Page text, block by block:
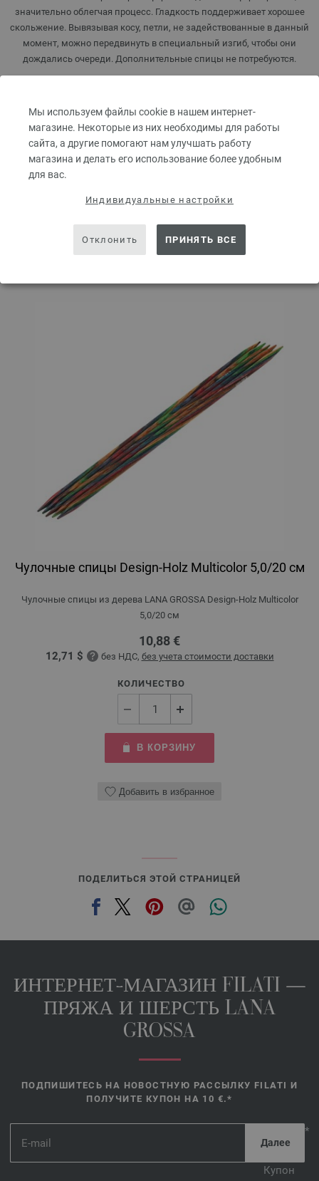
Мы используем файлы cookie в нашем интернет-
магазине. Некоторые из них необходимы для работы
сайта, а другие помогают нам улучшать работу
магазина и делать его использование более удобным
для вас.
Индивидуальные настройки
Отклонить ПРИНЯТЬ ВСЕ
значительно облегчая процесс. Гладкость поддерживает хорошее
скольжение. Вывязывая косу, петли, не задействованные в данный
момент, можно передвинуть в специальный изгиб, чтобы они
дождались очереди. Дополнительные спицы не потребуются.
КОЛИЧЕСТВО
Добавить в избранное
Чулочные спицы Design-Holz Multicolor 5,0/20 см
Чулочные спицы из дерева LANA GROSSA Design-Holz Multicolor
5,0/20 см
10,88 €
12,71 $ без НДС, без учета стоимости доставки
КОЛИЧЕСТВО
В КОРЗИНУ
Добавить в избранное
ПОДЕЛИТЬСЯ ЭТОЙ СТРАНИЦЕЙ
ИНТЕРНЕТ-МАГАЗИН FILATI —
ПРЯЖА И ШЕРСТЬ LANA
GROSSA
ПОДПИШИТЕСЬ НА НОВОСТНУЮ РАССЫЛКУ FILATI И
ПОЛУЧИТЕ КУПОН НА 10 €.*
*
Купон